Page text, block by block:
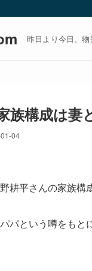
昨日より今日、
族構成は妻
04
耕平さんの家族構
パという噂をもと